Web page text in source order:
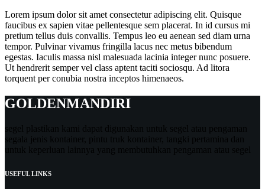
Lorem ipsum dolor sit amet consectetur adipiscing elit. Quisque
faucibus ex sapien vitae pellentesque sem placerat. In id cursus mi
pretium tellus duis convallis. Tempus leo eu aenean sed diam urna
tempor. Pulvinar vivamus fringilla lacus nec metus bibendum
egestas. Iaculis massa nisl malesuada lacinia integer nunc posuere.
Ut hendrerit semper vel class aptent taciti sociosqu. Ad litora
torquent per conubia nostra inceptos himenaeos.
GOLDENMANDIRI
segel plastikan kami dapat digunakan untuk segel atau pengaman
segala jenis kontainer, pintu truk kontainer, tangki pertamina dan
untuk keperluan lainnya yang membutuhkan pengaman atau segel
USEFUL LINKS